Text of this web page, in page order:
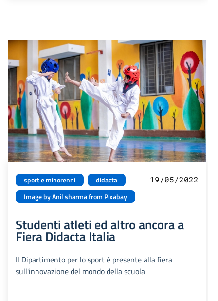
sport e minorenni
didacta
Image by Anil sharma from Pixabay
19/05/2022
Studenti atleti ed altro ancora a
Fiera Didacta Italia
Il Dipartimento per lo sport è presente alla fiera
sull'innovazione del mondo della scuola